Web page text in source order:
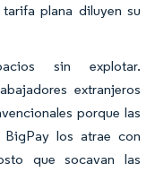
plana diluyen su
sin explotar.
extranjeros
porque las
BigPay los atrae con
que socavan las